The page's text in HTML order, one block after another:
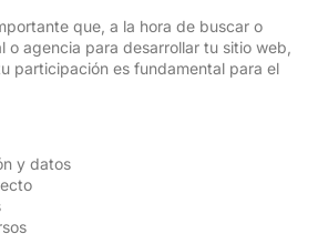
que, a la hora de buscar o
o agencia para desarrollar tu sitio web,
participación es fundamental para el
y datos